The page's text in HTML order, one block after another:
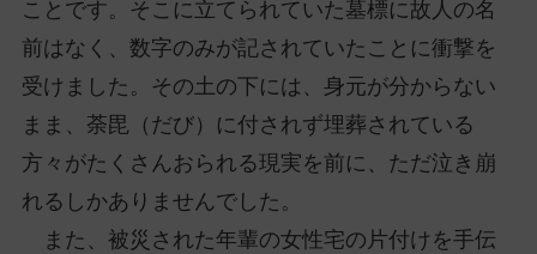
ことです。そこに立てられていた墓標に故人の名
前はなく、数字のみが記されていたことに衝撃を
受けました。その土の下には、身元が分からない
まま、荼毘（だび）に付されず埋葬されている
方々がたくさんおられる現実を前に、ただ泣き崩
れるしかありませんでした。
また、被災された年輩の女性宅の片付けを手伝